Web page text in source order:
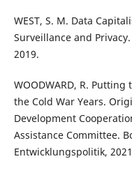
WEST, S. M. Data
Surveillance and
2019.
WOODWARD, R. Putting
the Cold War Years.
Development
Assistance Committee.
Entwicklungspolitik,